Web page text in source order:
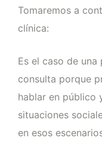
Tomaremos a
clínica:
Es el caso de
consulta porque
hablar en público
situaciones
en esos